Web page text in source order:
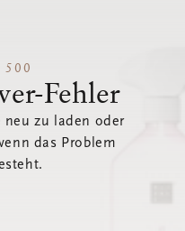
500
Fehler
neu zu laden oder
das Problem